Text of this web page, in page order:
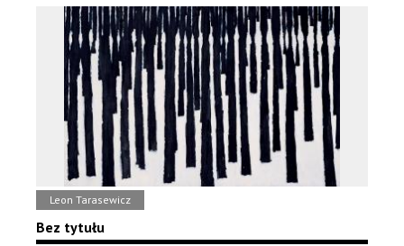
Leon Tarasewicz
Bez tytułu